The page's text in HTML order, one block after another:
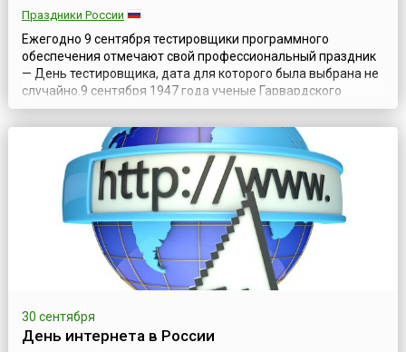
Праздники России
Ежегодно 9 сентября тестировщики программного
обеспечения отмечают свой профессиональный праздник
— День тестировщика, дата для которого была выбрана не
случайно.9 сентября 1947 года ученые Гарвардского
университета, тестировавшие вычислительную машину
Mark II Aiken Relay Calculator, нашли мотылька, застрявшего
между контактами электромеханического реле.
Проделанная работа требовала описан...
30 сентября
День интернета в России